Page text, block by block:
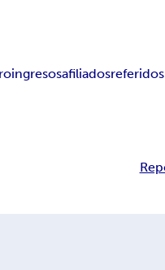
ingresosafiliadosreferidos